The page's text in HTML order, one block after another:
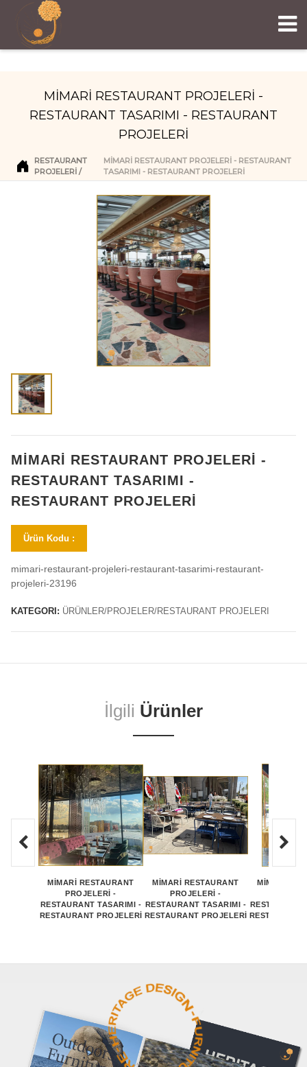
MİMARİ RESTAURANT PROJELERİ -
RESTAURANT TASARIMI - RESTAURANT
PROJELERİ
RESTAURANT
PROJELERI
MİMARİ RESTAURANT PROJELERİ - RESTAURANT
TASARIMI - RESTAURANT PROJELERİ
MİMARİ RESTAURANT PROJELERİ -
RESTAURANT TASARIMI -
RESTAURANT PROJELERİ
Ürün Kodu :
mimari-restaurant-projeleri-restaurant-tasarimi-restaurant-
projeleri-23196
KATEGORI: ÜRÜNLER/PROJELER/RESTAURANT PROJELERI
İlgili Ürünler
MİMARİ RESTAURANT
PROJELERİ -
RESTAURANT TASARIMI -
RESTAURANT PROJELERİ
MİMARİ RESTAURANT
PROJELERİ -
RESTAURANT TASARIMI -
RESTAURANT PROJELERİ
MİMARİ
RESTAURANT